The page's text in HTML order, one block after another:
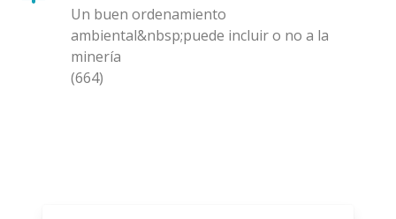
Un buen ordenamiento
ambiental&nbsp;puede incluir o no a la
minería
(664)